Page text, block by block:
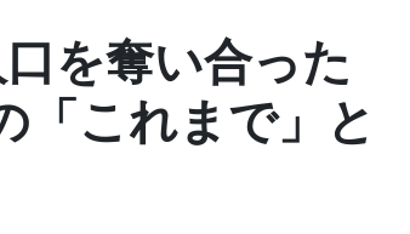
を奪い合った
「これまで」と